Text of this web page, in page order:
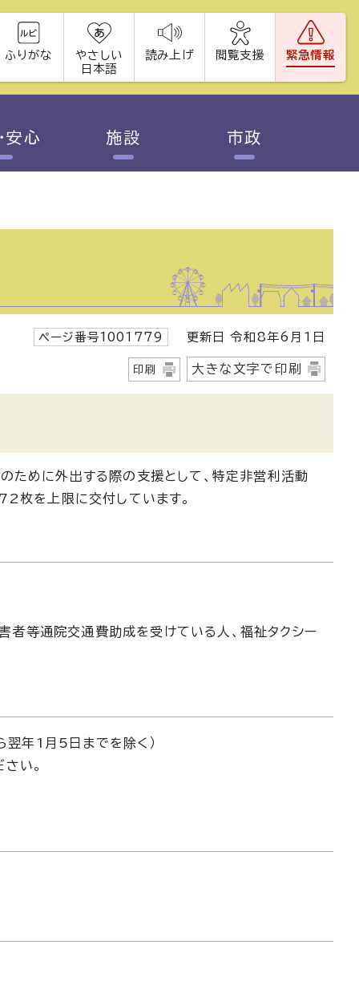
ふりがな
やさしい
日本語
読み上げ 閲覧支援 緊急情報
安心 施設 市政
ページ番号1001779 更新日 令和8年6月1日
印刷 大きな文字で印刷
ために外出する際の支援として、特定非営利活動
を上限に交付しています。
者等通院交通費助成を受けている人、福祉タクシー
年1月5日までを除く）
い。